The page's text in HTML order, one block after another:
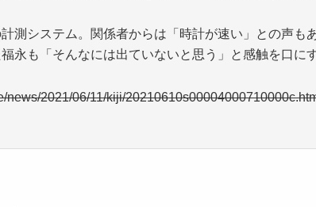
測システム。関係者からは「時計が速い」との声も
永も「そんなには出ていないと思う」と感触を口にす
news/2021/06/11/kiji/